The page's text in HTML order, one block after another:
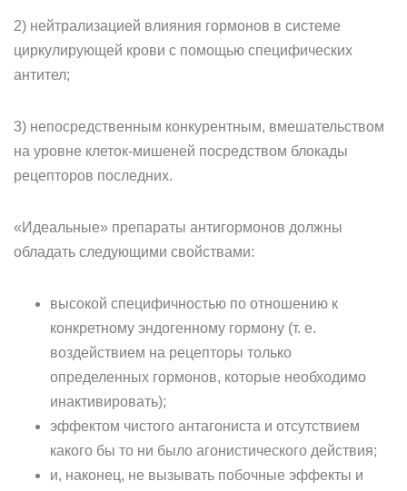
2) нейтрализацией влияния гормонов в системе
циркулирующей крови с помощью специфических
антител;
3) непосредственным конкурентным, вмешательством
на уровне клеток-мишеней посредством блокады
рецепторов последних.
«Идеальные» препараты антигормонов должны
обладать следующими свойствами:
высокой специфичностью по отношению к
конкретному эндогенному гормону (т. е.
воздействием на рецепторы только
определенных гормонов, которые необходимо
инактивировать);
эффектом чистого антагониста и отсутствием
какого бы то ни было агонистического действия;
и, наконец, не вызывать побочные эффекты и